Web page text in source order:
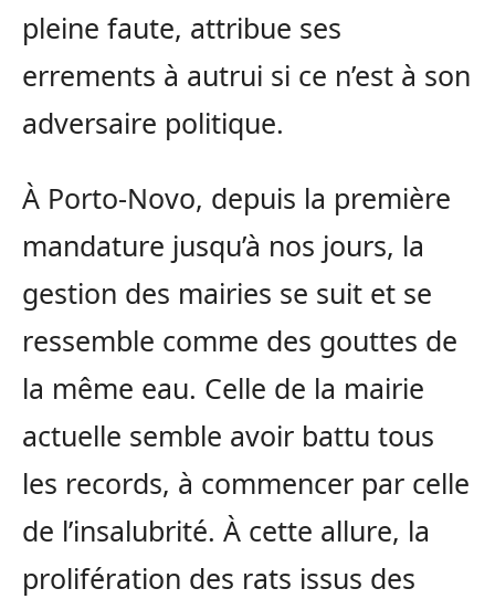
pleine faute, attribue ses
errements à autrui si ce n’est à son
adversaire politique.
À Porto-Novo, depuis la première
mandature jusqu’à nos jours, la
gestion des mairies se suit et se
ressemble comme des gouttes de
la même eau. Celle de la mairie
actuelle semble avoir battu tous
les records, à commencer par celle
de l’insalubrité. À cette allure, la
prolifération des rats issus des